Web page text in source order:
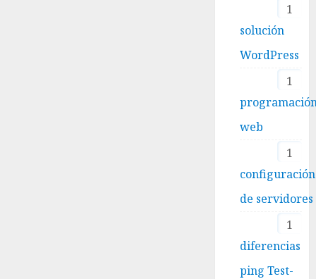
1
solución
WordPress
1
web
1
configuración
de servidores
1
diferencias
ping Test-